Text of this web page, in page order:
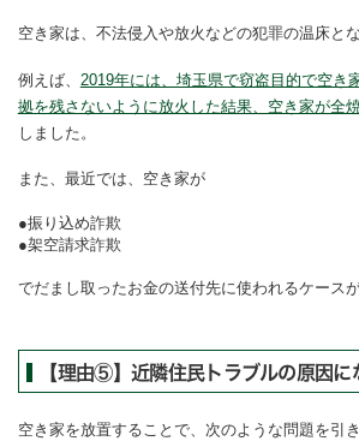
空き家は、不法侵入や放火などの犯罪の温床と
例えば、 2019年には、埼玉県で窃盗目的で空き
拠を残さないように放火した結果、空き家が全
しました。
また、最近では、空き家が
振り込め詐欺
架空請求詐欺
でだまし取ったお金の送付先に使われるケース
【理由⑤】近隣住民トラブルの原因に
空き家を放置することで、次のような問題を引